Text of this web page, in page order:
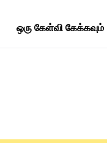
ஒரு கேள்வி கேக்கவும்